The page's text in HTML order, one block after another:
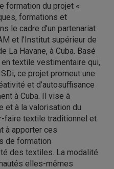
formation du projet «
formations et
le cadre d’un partenariat
et l’Institut supérieur de
La Havane, à Cuba. Basé
textile vestimentaire qui,
ce projet promeut une
et d’autosuffisance
à Cuba. Il vise à
et à la valorisation du
faire textile traditionnel et
à apporter ces
de formation
des textiles. La modalité
elles-mêmes